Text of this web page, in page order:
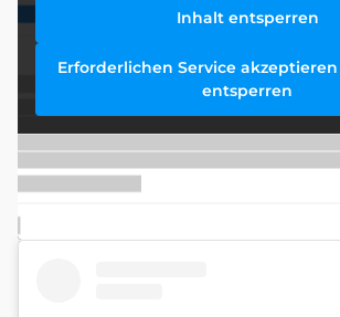
Inhalt entsperren
Erforderlichen Service
entsperren